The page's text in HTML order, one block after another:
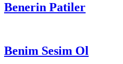
Benerin Patiler
Benim Sesim Ol